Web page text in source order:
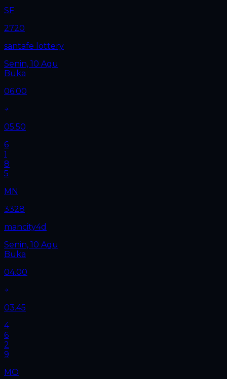
SF
2720
santafe lottery
Senin, 10 Agu
Buka
06.00
05.50
6
1
8
5
MN
3328
mancity4d
Senin, 10 Agu
Buka
04.00
03.45
4
6
2
9
MO